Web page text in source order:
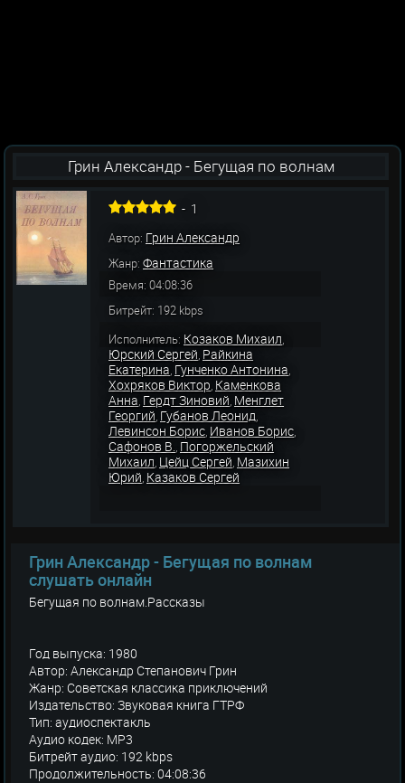
Грин Александр - Бегущая по волнам
- 1
Автор: Грин Александр
Жанр:Фантастика
Время: 04:08:36
Битрейт: 192 kbps
Исполнитель: Козаков Михаил,
Юрский Сергей, Райкина
Екатерина, Гунченко Антонина,
Хохряков Виктор, Каменкова
Анна, Гердт Зиновий, Менглет
Георгий, Губанов Леонид,
Левинсон Борис, Иванов Борис,
Сафонов В., Погоржельский
Михаил, Цейц Сергей, Мазихин
Юрий, Казаков Сергей
Грин Александр - Бегущая по волнам
слушать онлайн
Бегущая по волнам.Рассказы
Год выпуска: 1980
Автор: Александр Степанович Грин
Жанр: Советская классика приключений
Издательство: Звуковая книга ГТРФ
Тип: аудиоспектакль
Аудио кодек: MP3
Битрейт аудио: 192 kbps
Продолжительность: 04:08:36